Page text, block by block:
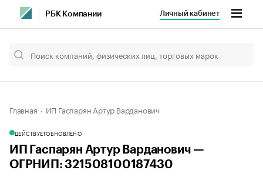
РБК Компании Личный кабинет
Главная ИП Гаспарян Артур Варданович
ДЕЙСТВУЕТОБНОВЛЕНО
ИП Гаспарян Артур Варданович —
ОГРНИП: 321508100187430